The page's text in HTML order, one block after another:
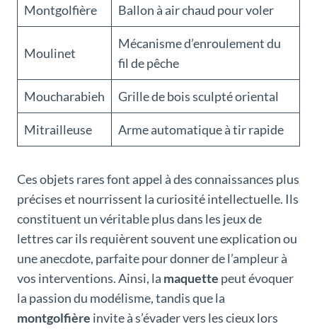
Montgolfière Ballon à air chaud pour voler
Moulinet
Mécanisme d’enroulement du
fil de pêche
Moucharabieh Grille de bois sculpté oriental
Mitrailleuse Arme automatique à tir rapide
Ces objets rares font appel à des connaissances plus
précises et nourrissent la curiosité intellectuelle. Ils
constituent un véritable plus dans les jeux de
lettres car ils requièrent souvent une explication ou
une anecdote, parfaite pour donner de l’ampleur à
vos interventions. Ainsi, la maquette peut évoquer
la passion du modélisme, tandis que la
montgolfière invite à s’évader vers les cieux lors